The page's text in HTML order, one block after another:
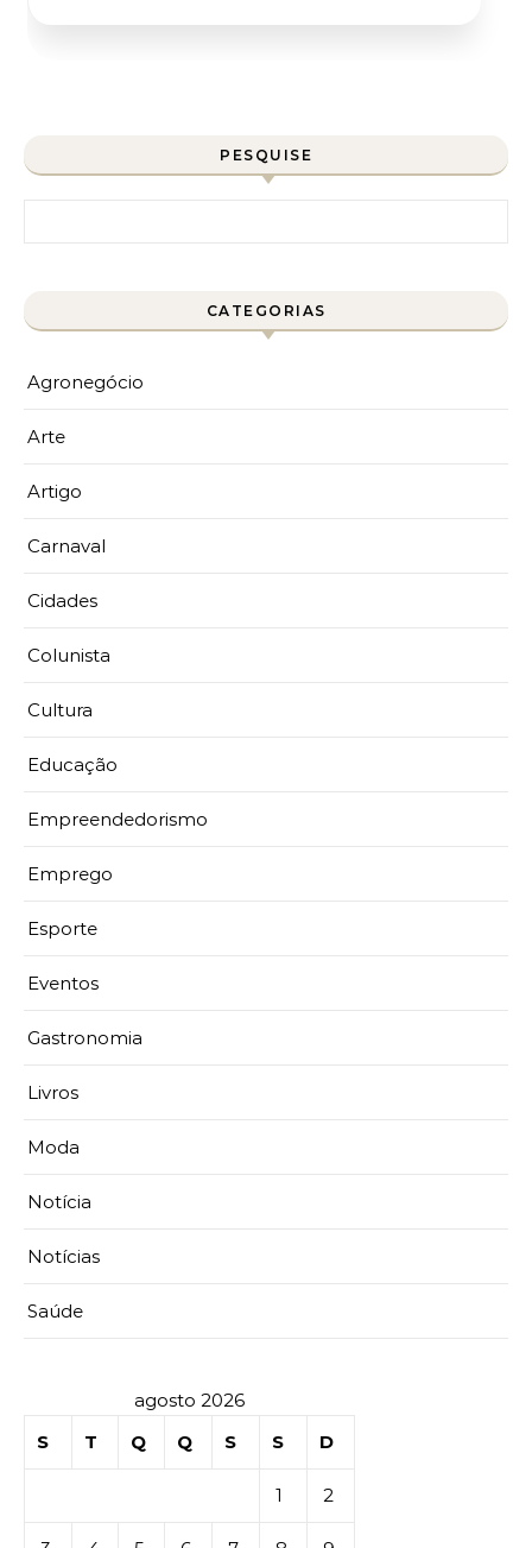
PESQUISE
CATEGORIAS
Agronegócio
Arte
Artigo
Carnaval
Cidades
Colunista
Cultura
Educação
Empreendedorismo
Emprego
Esporte
Eventos
Gastronomia
Livros
Moda
Notícia
Notícias
Saúde
agosto 2026
S
T Q Q S S D
1 2